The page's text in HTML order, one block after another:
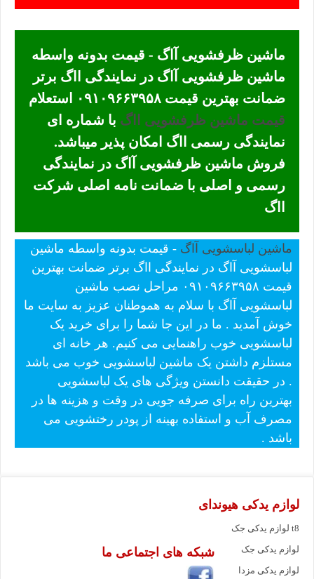
ماشین ظرفشویی آاگ - قیمت بدونه واسطه
ماشین ظرفشویی آاگ در نمایندگی ااگ برتر
ضمانت بهترین قیمت ۰۹۱۰۹۶۶۳۹۵۸ استعلام
قیمت ماشین ظرفشویی ااگ با شماره ای
نمایندگی رسمی ااگ امکان پذیر میباشد.
فروش ماشین ظرفشویی آاگ در نمایندگی
رسمی و اصلی با ضمانت نامه اصلی شرکت
ااگ
ماشین لباسشویی آاگ - قیمت بدونه واسطه ماشین
لباسشویی آاگ در نمایندگی ااگ برتر ضمانت بهترین
قیمت ۰۹۱۰۹۶۶۳۹۵۸ مراحل نصب ماشین
لباسشویی آاگ با سلام به هموطنان عزیز به سایت ما
خوش آمدید . ما در این جا شما را برای خرید یک
لباسشویی خوب راهنمایی می کنیم. هر خانه ای
مستلزم داشتن یک ماشین لباسشویی خوب می باشد
. در حقیقت دانستن ویژگی های یک لباسشویی
بهترین راه برای صرفه جویی در وقت و هزینه ها در
مصرف آب و استفاده بهینه از پودر رختشویی می
باشد .
لوازم یدکی هیوندای
لوازم یدکی جک t8
لوازم یدکی جک
لوازم یدکی مزدا
شبکه های اجتماعی ما